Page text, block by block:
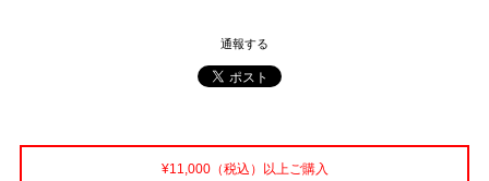
通報する
¥11,000（税込）以上ご購入